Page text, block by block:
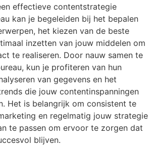
effectieve contentstrategie
kan je begeleiden bij het bepalen
het kiezen van de beste
inzetten van jouw middelen om
te realiseren. Door nauw samen te
kun je profiteren van hun
van gegevens en het
die jouw contentinspanningen
Het is belangrijk om consistent te
en regelmatig jouw strategie
te passen om ervoor te zorgen dat
blijven.